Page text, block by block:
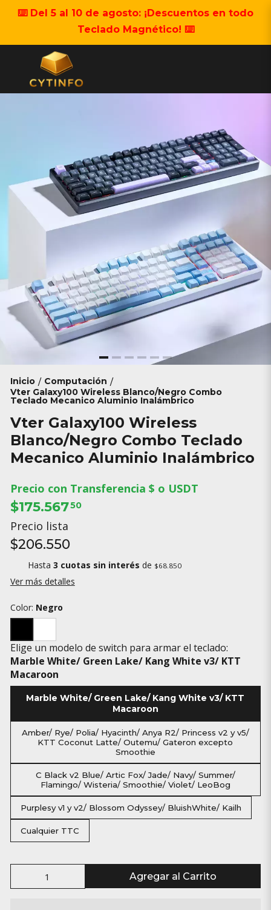
⌨️ Del 5 al 10 de agosto: ¡Descuentos en todo
Teclado Magnético! ⌨️
Inicio / Computación /
Vter Galaxy100 Wireless Blanco/Negro Combo
Teclado Mecanico Aluminio Inalámbrico
Vter Galaxy100 Wireless
Blanco/Negro Combo Teclado
Mecanico Aluminio Inalámbrico
Precio con Transferencia $ o USDT
$175.56750
Precio lista
$206.550
Hasta 3 cuotas sin interés de $68.850
Ver más detalles
Color: Negro
Elige un modelo de switch para armar el teclado:
Marble White/ Green Lake/ Kang White v3/ KTT
Macaroon
Marble White/ Green Lake/ Kang White v3/ KTT
Macaroon
Amber/ Rye/ Polia/ Hyacinth/ Anya R2/ Princess v2 y v5/
KTT Coconut Latte/ Outemu/ Gateron excepto
Smoothie
C Black v2 Blue/ Artic Fox/ Jade/ Navy/ Summer/
Flamingo/ Wisteria/ Smoothie/ Violet/ LeoBog
Purplesy v1 y v2/ Blossom Odyssey/ BluishWhite/ Kailh
Cualquier TTC
Agregar al Carrito